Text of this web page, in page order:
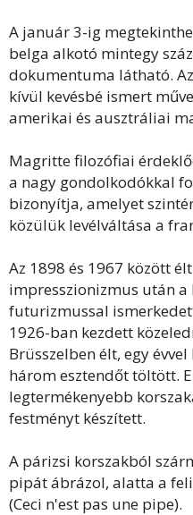
A január 3-ig
belga alkotó mintegy
dokumentuma látható.
kívül kevésbé ismert
amerikai és ausztráliai
Magritte filozófiai
a nagy gondolkodókkal
bizonyítja, amelyet
közülük levélváltása a
Az 1898 és 1967 között
impresszionizmus után a
futurizmussal
1926-ban kezdett
Brüsszelben élt, egy
három esztendőt töltött.
legtermékenyebb
festményt készített.
A párizsi korszakból
pipát ábrázol, alatta a
(Ceci n'est pas une pipe).